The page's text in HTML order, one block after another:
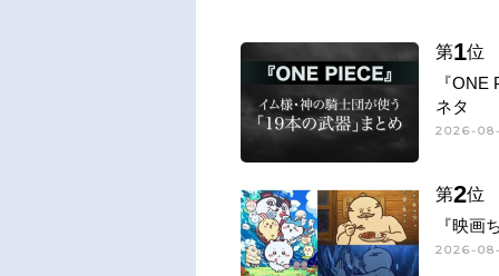
第1位
『
ネタ
2026-
第2位
『映画
2026-